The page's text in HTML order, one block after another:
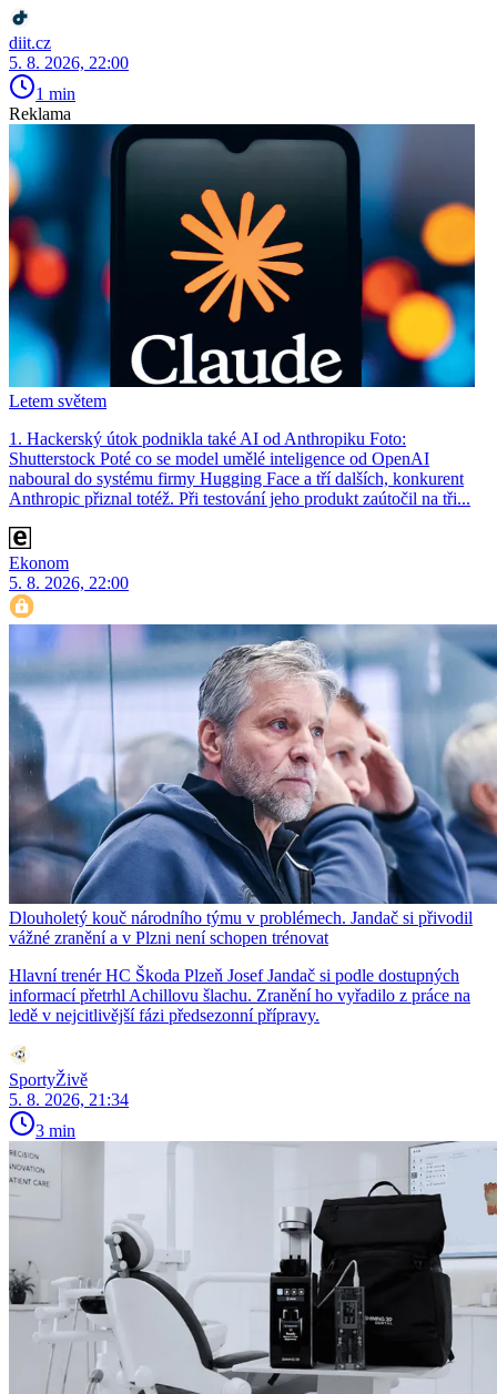
diit.cz
5. 8. 2026, 22:00
1 min
Reklama
Letem světem
1. Hackerský útok podnikla také AI od Anthropiku Foto:
Shutterstock Poté co se model umělé inteligence od OpenAI
naboural do systému firmy Hugging Face a tří dalších, konkurent
Anthro­pic přiznal totéž. Při testování jeho produkt zaútočil na tři...
Ekonom
5. 8. 2026, 22:00
Dlouholetý kouč národního týmu v problémech. Jandač si přivodil
vážné zranění a v Plzni není schopen trénovat
Hlavní trenér HC Škoda Plzeň Josef Jandač si podle dostupných
informací přetrhl Achillovu šlachu. Zranění ho vyřadilo z práce na
ledě v nejcitlivější fázi předsezonní přípravy.
SportyŽivě
5. 8. 2026, 21:34
3 min